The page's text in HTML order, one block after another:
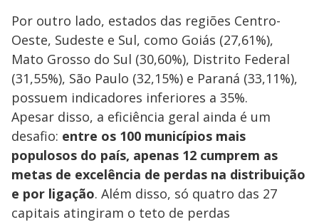
Por outro lado, estados das regiões Centro-
Oeste, Sudeste e Sul, como Goiás (27,61%),
Mato Grosso do Sul (30,60%), Distrito Federal
(31,55%), São Paulo (32,15%) e Paraná (33,11%),
possuem indicadores inferiores a 35%.
Apesar disso, a eficiência geral ainda é um
desafio: entre os 100 municípios mais
populosos do país, apenas 12 cumprem as
metas de excelência de perdas na distribuição
e por ligação. Além disso, só quatro das 27
capitais atingiram o teto de perdas